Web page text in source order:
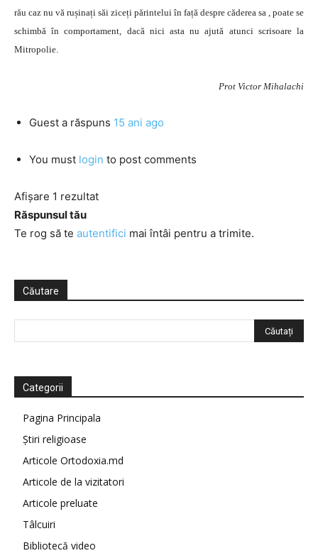
rău caz nu vă rușinați săi ziceți părintelui în față despre căderea sa , poate se
schimbă în comportament, dacă nici asta nu ajută atunci scrisoare la
Mitropolie.
Prot Victor Mihalachi
Guest a răspuns 15 ani ago
You must login to post comments
Afișare 1 rezultat
Răspunsul tău
Te rog să te autentifici mai întâi pentru a trimite.
Căutare
Categorii
Pagina Principala
Știri religioase
Articole Ortodoxia.md
Articole de la vizitatori
Articole preluate
Tâlcuiri
Bibliotecă video